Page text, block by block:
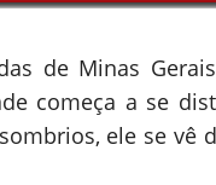
de Minas
começa a se
ele se vê